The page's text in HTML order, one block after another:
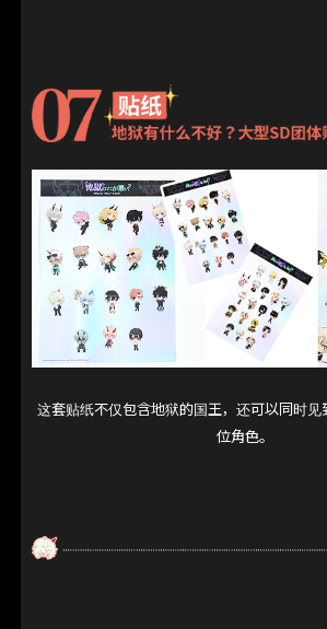
这套贴纸不仅包含地狱的国王，还可以同时见
位角色。